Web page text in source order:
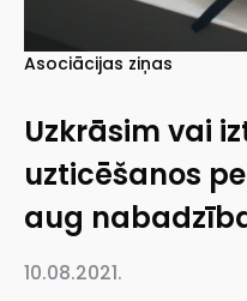
Asociācijas ziņas
Uzkrāsim vai
uzticēšanos
aug
10.08.2021.